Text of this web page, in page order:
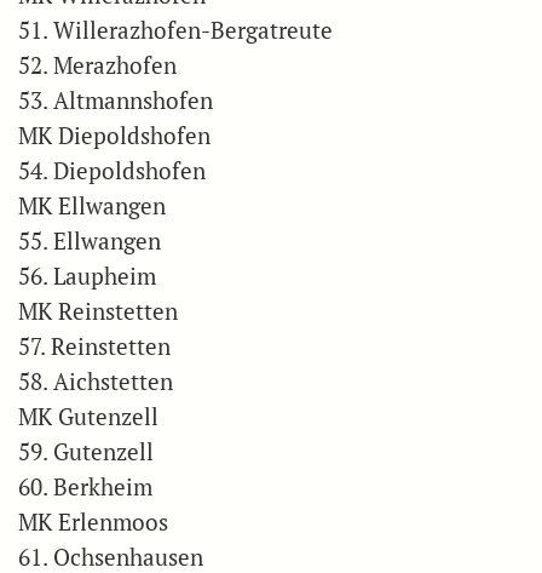
51. Willerazhofen-Bergatreute
52. Merazhofen
53. Altmannshofen
MK Diepoldshofen
54. Diepoldshofen
MK Ellwangen
55. Ellwangen
56. Laupheim
MK Reinstetten
57. Reinstetten
58. Aichstetten
MK Gutenzell
59. Gutenzell
60. Berkheim
MK Erlenmoos
61. Ochsenhausen